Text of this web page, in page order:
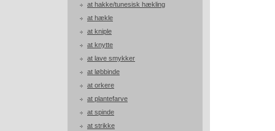
at hakke/tunesisk hækling
at hækle
at kniple
at knytte
at lave smykker
at løbbinde
at orkere
at plantefarve
at spinde
at strikke